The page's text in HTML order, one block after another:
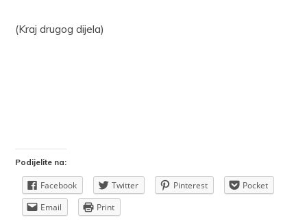
(Kraj drugog dijela)
Podijelite na:
Facebook Twitter Pinterest
Pocket
Email
Print